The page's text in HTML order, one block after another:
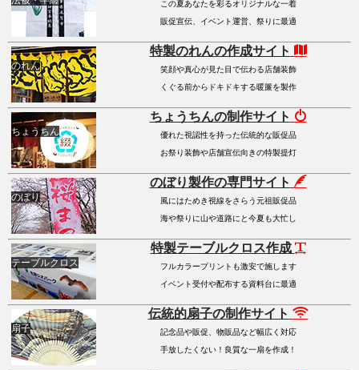
この夏あなたを彩るオリジナルな一着
販促宣伝、イベント運営、祭りに最適
のれん
特製のれんの作成サイト
笑顔や真心が見た目で伝わる店舗装飾
くぐる前からドキドキする暖簾を製作
ちょうちん
ちょうちんの制作サイト
優れた視認性を持った伝統的な販促品
お祭り装飾や店舗宣伝向きの特製提灯
のぼり
のぼり製作の専門サイト
風にはためき視線をさらう元祖販促品
海や祭りに山や道路にと今夏も大忙し
テーブルクロス
特製テーブルクロス作成
フルカラープリントも激安で施します
イベント受付や配布する資料台に最適
扇子
伝統的扇子の制作サイト
記念品や販促、物販品など幅広く対応
手放したくない！良質な一扇を作成！